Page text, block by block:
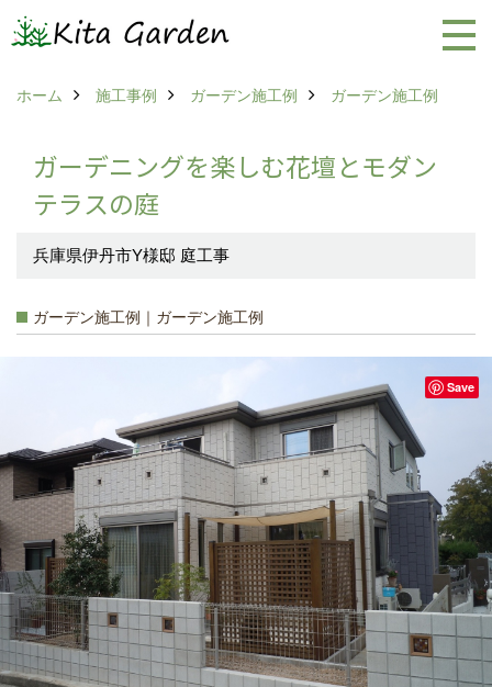
ホーム 施工事例 ガーデン施工例 ガーデン施工例
ガーデニングを楽しむ花壇とモダン
テラスの庭
兵庫県伊丹市Y様邸 庭工事
ガーデン施工例｜ガーデン施工例
Save